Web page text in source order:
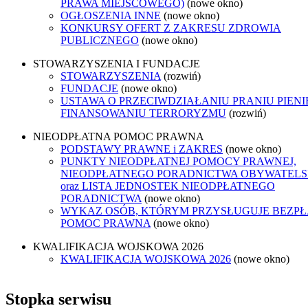
PRAWA MIEJSCOWEGO) (nowe okno)
OGŁOSZENIA INNE (nowe okno)
KONKURSY OFERT Z ZAKRESU ZDROWIA
PUBLICZNEGO (nowe okno)
STOWARZYSZENIA I FUNDACJE
STOWARZYSZENIA (rozwiń)
FUNDACJE (nowe okno)
USTAWA O PRZECIWDZIAŁANIU PRANIU
FINANSOWANIU TERRORYZMU (rozwiń)
NIEODPŁATNA POMOC PRAWNA
PODSTAWY PRAWNE i ZAKRES (nowe okno)
PUNKTY NIEODPŁATNEJ POMOCY PRAWNEJ,
NIEODPŁATNEGO PORADNICTWA
oraz LISTA JEDNOSTEK NIEODPŁATNEGO
PORADNICTWA (nowe okno)
WYKAZ OSÓB, KTÓRYM PRZYSŁUGUJE
POMOC PRAWNA (nowe okno)
KWALIFIKACJA WOJSKOWA 2026
KWALIFIKACJA WOJSKOWA 2026 (nowe okno)
Stopka serwisu